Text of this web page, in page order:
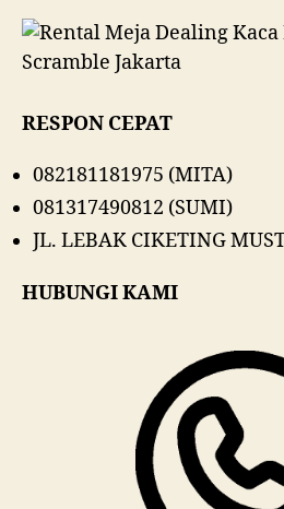
RESPON CEPAT
082181181975 (MITA)
081317490812 (SUMI)
JL. LEBAK CIKETING
HUBUNGI KAMI